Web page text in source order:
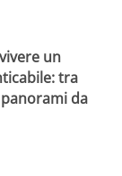
un
tra
da